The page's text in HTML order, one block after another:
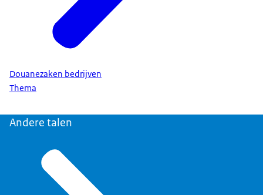
Douanezaken bedrijven
Thema
Andere talen